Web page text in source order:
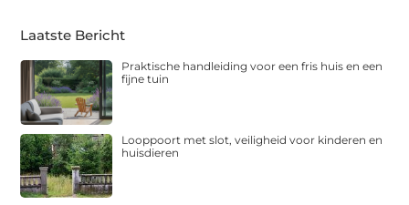
Laatste Bericht
Praktische handleiding voor een fris huis en een
fijne tuin
Looppoort met slot, veiligheid voor kinderen en
huisdieren